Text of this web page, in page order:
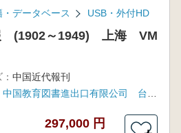
・データベース USB・外付HD
(1902～1949) 上海 VM
中国近代報刊
297,000 円